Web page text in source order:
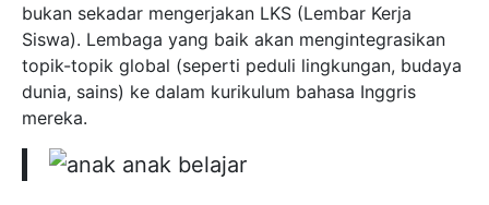
bukan sekadar mengerjakan LKS (Lembar Kerja
Siswa). Lembaga yang baik akan mengintegrasikan
topik-topik global (seperti peduli lingkungan, budaya
dunia, sains) ke dalam kurikulum bahasa Inggris
mereka.